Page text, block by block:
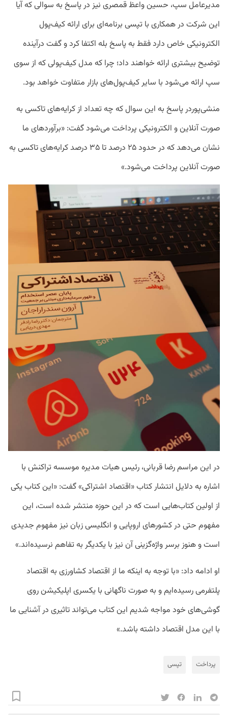
مدیرعامل سپ، حسین واعظ قمصری نیز در پاسخ به سوالی که آیا
این شرکت در همکاری با تپسی برنامه‌ای برای ارائه کیف‌پول
الکترونیکی خاص دارد فقط به پاسخ بله اکتفا کرد و گفت درآینده
توضیح بیشتری ارائه خواهند داد؛ چرا که مدل کیف‌پولی که از سوی
سپ ارائه می‌شود با سایر کیف‌پول‌های بازار متفاوت خواهد بود.
منشی‌پوردر پاسخ به این سوال که چه تعداد از کرایه‌های تاکسی به
صورت آنلاین و الکترونیکی پرداخت می‌شود گفت: «برآوردهای ما
نشان می‌دهد که در حدود ۲۵ درصد تا ۳۵ درصد کرایه‌های تاکسی به
صورت آنلاین پرداخت می‌شود.»
در این مراسم رضا قربانی، رئیس هیات مدیره موسسه تراکنش با
اشاره به دلایل انتشار کتاب «اقتصاد اشتراکی» گفت: «این کتاب یکی
از اولین کتاب‌هایی است که در این حوزه منتشر شده است، این
مفهوم حتی در کشورهای اروپایی و انگلیسی زبان نیز مفهوم جدیدی
است و هنوز برسر واژه‌گزینی آن نیز با یکدیگر به تفاهم‌ نرسیده‌اند.»
او ادامه داد: «با توجه به اینکه ما از اقتصاد کشاورزی به اقتصاد
پلتفرمی رسیده‌ایم و به صورت ناگهانی با یکسری اپلیکیشن روی
گوشی‌های خود مواجه شدیم این کتاب می‌تواند تاثیری در آشنایی ما
با این مدل اقتصاد داشته باشد.»
پرداخت تپسی